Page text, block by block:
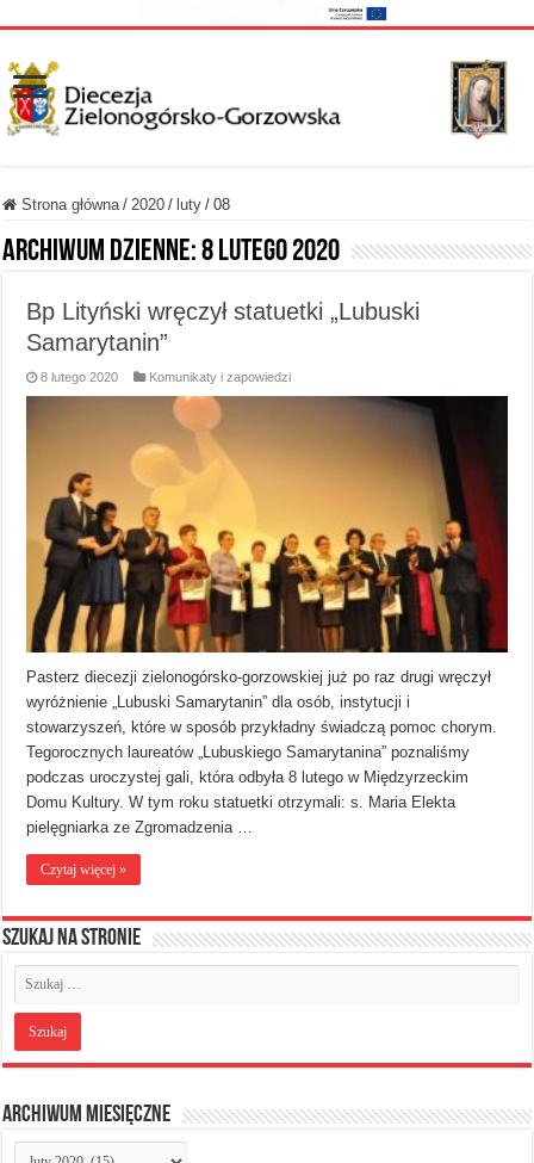
Strona główna / 2020 / luty / 08
Archiwum dzienne:8 lutego 2020
Bp Lityński wręczył statuetki „Lubuski
Samarytanin”
8 lutego 2020 Komunikaty i zapowiedzi
Pasterz diecezji zielonogórsko-gorzowskiej już po raz drugi wręczył
wyróżnienie „Lubuski Samarytanin” dla osób, instytucji i
stowarzyszeń, które w sposób przykładny świadczą pomoc chorym.
Tegorocznych laureatów „Lubuskiego Samarytanina” poznaliśmy
podczas uroczystej gali, która odbyła 8 lutego w Międzyrzeckim
Domu Kultury. W tym roku statuetki otrzymali: s. Maria Elekta
pielęgniarka ze Zgromadzenia …
Czytaj więcej »
Szukaj na stronie
Archiwum miesięczne
Archiwum